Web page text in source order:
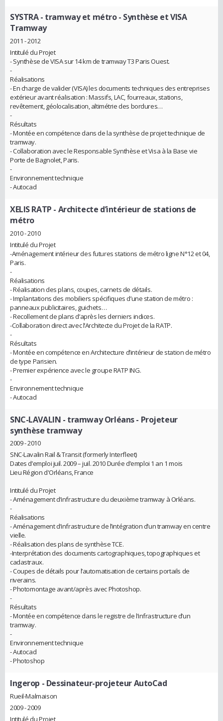
SYSTRA - tramway et métro- Synthèse et VISA
Tramway
2011 - 2012
Intitulé du Projet
- Synthèse de VISA sur 14 km de tramway T3 Paris Ouest.
-
Réalisations
- En charge de valider (VISA) les documents techniques des entreprises
extérieur avant réalisation : Massifs, LAC, fourreaux, stations,
revêtement, géolocalisation, altimétrie des bordures…
-
Résultats
- Montée en compétence dans de la synthèse de projet technique de
tramway.
- Collaboration avec le Responsable Synthèse et Visa à la Base vie
Porte de Bagnolet, Paris.
-
Environnement technique
- Autocad
XELIS RATP - Architecte d’intérieur de stations de
métro
2010 - 2010
Intitulé du Projet
-Aménagement intérieur des futures stations de métro ligne N°12 et 04,
Paris.
-
Réalisations
- Réalisation des plans, coupes, carnets de détails.
- Implantations des mobiliers spécifiques d’une station de métro :
panneaux publicitaires, guichets…
- Recollement de plans d’après les derniers indices.
-Collaboration direct avec l’Architecte du Projet de la RATP.
-
Résultats
- Montée en compétence en Architecture d’intérieur de station de métro
de type Parisien.
- Premier expérience avec le groupe RATP ING.
-
Environnement technique
- Autocad
SNC-LAVALIN - tramway Orléans- Projeteur
synthèse tramway
2009 - 2010
SNC-Lavalin Rail & Transit (formerly Interfleet)
Dates d’emploi juil. 2009 – juil. 2010 Durée d’emploi 1 an 1 mois
Lieu Région d'Orléans, France
Intitulé du Projet
- Aménagement d’infrastructure du deuxième tramway à Orléans.
-
Réalisations
- Aménagement d’infrastructure de l’intégration d’un tramway en centre
vielle.
- Réalisation des plans de synthèse TCE.
-Interprétation des documents cartographiques, topographiques et
cadastraux.
- Coupes de détails pour l’automatisation de certains portails de
riverains.
- Photomontage avant/après avec Photoshop.
-
Résultats
- Montée en compétence dans le registre de l’infrastructure d’un
tramway.
-
Environnement technique
- Autocad
- Photoshop
Ingerop - Dessinateur-projeteur AutoCad
Rueil-Malmaison
2009 - 2009
Intitulé du Projet